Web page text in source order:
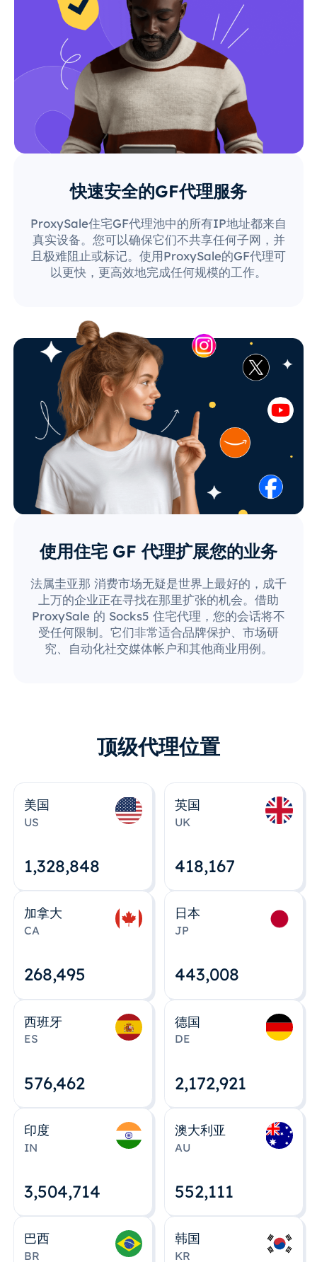
快速安全的GF代理服务
ProxySale住宅GF代理池中的所有IP地址都来自
真实设备。您可以确保它们不共享任何子网，并
且极难阻止或标记。使用ProxySale的GF代理可
以更快，更高效地完成任何规模的工作。
使用住宅 GF 代理扩展您的业务
法属圭亚那 消费市场无疑是世界上最好的，成千
上万的企业正在寻找在那里扩张的机会。借助
ProxySale 的 Socks5 住宅代理，您的会话将不
受任何限制。它们非常适合品牌保护、市场研
究、自动化社交媒体帐户和其他商业用例。
顶级代理位置
美国
US
1,328,848
英国
UK
418,167
加拿大
CA
268,495
日本
JP
443,008
西班牙
ES
576,463
德国
DE
2,172,922
印度
IN
3,504,715
澳大利亚
AU
552,112
巴西
BR
韩国
KR